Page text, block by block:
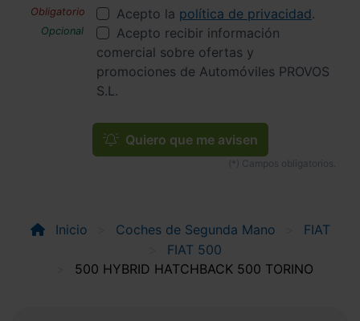
Acepto la política de privacidad.
Acepto recibir información
comercial sobre ofertas y
promociones de Automóviles PROVOS
S.L.
Quiero que me avisen
Inicio Coches de Segunda Mano
FIAT
FIAT 500
500 HYBRID HATCHBACK 500 TORINO